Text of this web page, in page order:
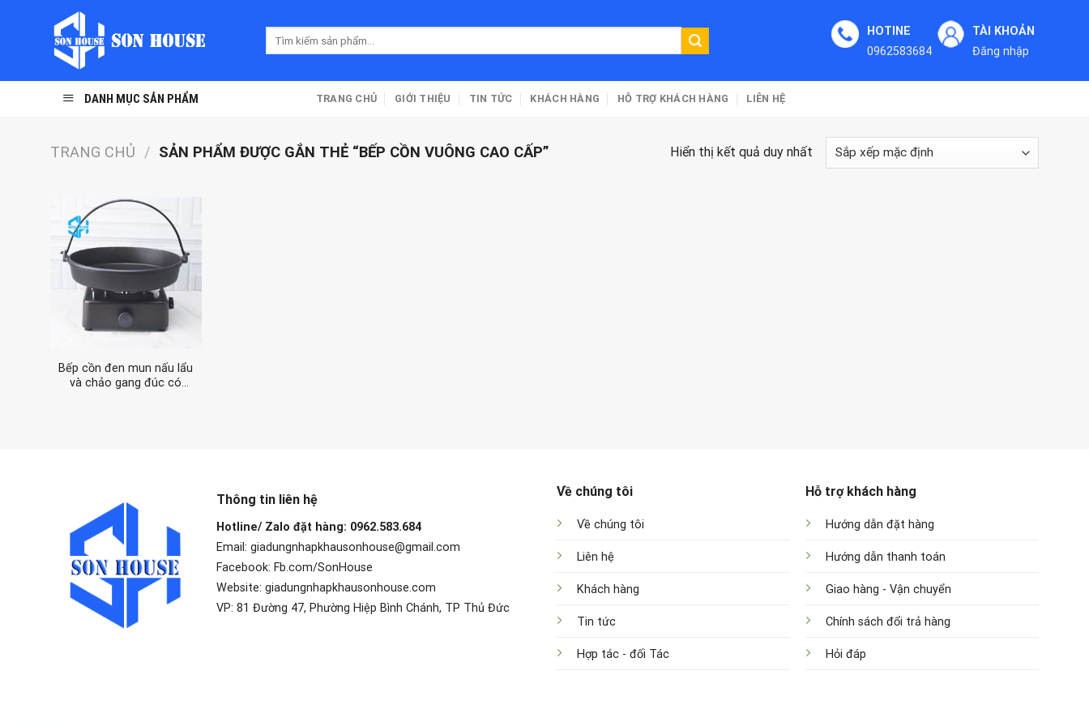
HOTINE
0962583684
TÀI KHOẢN
Đăng nhập
DANH MỤC SẢN PHẨM TRANG CHỦ GIỚI THIỆU TIN TỨC KHÁCH HÀNG HỖ TRỢ KHÁCH HÀNG LIÊN HỆ
TRANG CHỦ / SẢN PHẨM ĐƯỢC GẮN THẺ “BẾP CỒN VUÔNG CAO CẤP” Hiển thị kết quả duy nhất
Bếp cồn đen mun nấu lẩu
và chảo gang đúc có
Thông tin liên hệ
Hotline/ Zalo đặt hàng: 0962.583.684
Email: giadungnhapkhausonhouse@gmail.com
Facebook: Fb.com/SonHouse
Website: giadungnhapkhausonhouse.com
VP: 81 Đường 47, Phường Hiệp Bình Chánh, TP Thủ Đức
Về chúng tôi
Về chúng tôi
Liên hệ
Khách hàng
Tin tức
Hợp tác - đối Tác
Hỗ trợ khách hàng
Hướng dẫn đặt hàng
Hướng dẫn thanh toán
Giao hàng - Vận chuyển
Chính sách đổi trả hàng
Hỏi đáp